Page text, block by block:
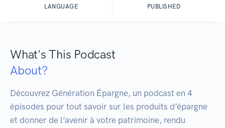
LANGUAGE PUBLISHED
What's This Podcast
About?
Découvrez Génération Épargne, un podcast en 4
épisodes pour tout savoir sur les produits d’épargne
et donner de l’avenir à votre patrimoine, rendu